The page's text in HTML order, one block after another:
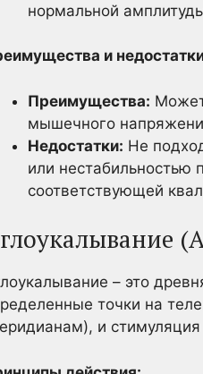
нормальной
и
Преимущества:
мышечного
Недостатки: Не
или нестабильностью
соответствующей
– это
точки на
и стимуляция